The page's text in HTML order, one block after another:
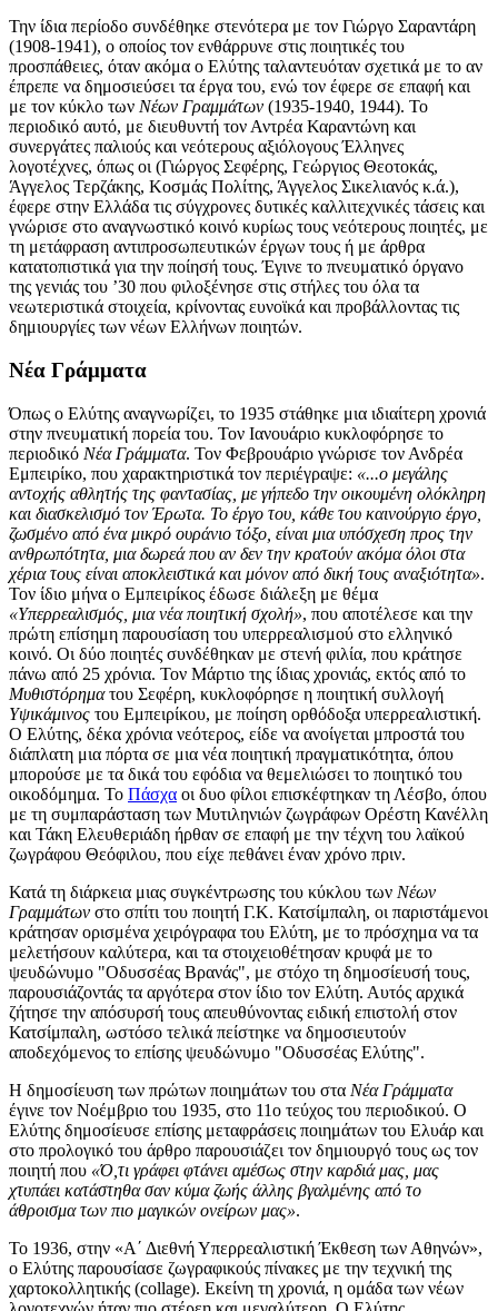
Την ίδια περίοδο συνδέθηκε στενότερα με τον Γιώργο Σαραντάρη
(1908-1941), ο οποίος τον ενθάρρυνε στις ποιητικές του
προσπάθειες, όταν ακόμα ο Ελύτης ταλαντευόταν σχετικά με το αν
έπρεπε να δημοσιεύσει τα έργα του, ενώ τον έφερε σε επαφή και
με τον κύκλο των Νέων Γραμμάτων (1935-1940, 1944). Το
περιοδικό αυτό, με διευθυντή τονΑντρέα Καραντώνη και
συνεργάτες παλιούς και νεότερους αξιόλογους Έλληνες
λογοτέχνες, όπως οι (Γιώργος Σεφέρης, Γεώργιος Θεοτοκάς,
Άγγελος Τερζάκης, Κοσμάς Πολίτης, Άγγελος Σικελιανός κ.ά.),
έφερε στην Ελλάδα τις σύγχρονες δυτικές καλλιτεχνικές τάσεις και
γνώρισε στο αναγνωστικό κοινό κυρίως τους νεότερους ποιητές, με
τη μετάφραση αντιπροσωπευτικών έργων τους ή με άρθρα
κατατοπιστικά για την ποίησή τους. Έγινε το πνευματικό όργανο
της γενιάς του ’30 που φιλοξένησε στις στήλες του όλα τα
νεωτεριστικά στοιχεία, κρίνοντας ευνοϊκά και προβάλλοντας τις
δημιουργίες των νέων Ελλήνων ποιητών.
Νέα Γράμματα
Όπως ο Ελύτης αναγνωρίζει, το 1935 στάθηκε μια ιδιαίτερη χρονιά
στην πνευματική πορεία του. Τον Ιανουάριο κυκλοφόρησε το
περιοδικό Νέα Γράμματα. Τον Φεβρουάριο γνώρισε τον Ανδρέα
Εμπειρίκο, που χαρακτηριστικά τον περιέγραψε: «...ο μεγάλης
αντοχής αθλητής της φαντασίας, με γήπεδο την οικουμένη ολόκληρη
και διασκελισμό τον Έρωτα. Το έργο του, κάθε του καινούργιο έργο,
ζωσμένο από ένα μικρό ουράνιο τόξο, είναι μια υπόσχεση προς την
ανθρωπότητα, μια δωρεά που αν δεν την κρατούν ακόμα όλοι στα
χέρια τους είναι αποκλειστικά και μόνον από δική τους αναξιότητα».
Τον ίδιο μήνα ο Εμπειρίκος έδωσε διάλεξη με θέμα
«Υπερρεαλισμός, μια νέα ποιητική σχολή», που αποτέλεσε και την
πρώτη επίσημη παρουσίαση του υπερρεαλισμού στο ελληνικό
κοινό. Οι δύο ποιητές συνδέθηκαν με στενή φιλία, που κράτησε
πάνω από 25 χρόνια. Τον Μάρτιο της ίδιας χρονιάς, εκτός από το
Μυθιστόρηματου Σεφέρη, κυκλοφόρησε η ποιητική συλλογή
Υψικάμινος του Εμπειρίκου, με ποίηση ορθόδοξα υπερρεαλιστική.
Ο Ελύτης, δέκα χρόνια νεότερος, είδε να ανοίγεται μπροστά του
διάπλατη μια πόρτα σε μια νέα ποιητική πραγματικότητα, όπου
μπορούσε με τα δικά του εφόδια να θεμελιώσει το ποιητικό του
οικοδόμημα. Το Πάσχα οι δυο φίλοι επισκέφτηκαν τη Λέσβο, όπου
με τη συμπαράσταση των Μυτιληνιών ζωγράφων Ορέστη Κανέλλη
και Τάκη Ελευθεριάδη ήρθαν σε επαφή με την τέχνη του λαϊκού
ζωγράφου Θεόφιλου, που είχε πεθάνει έναν χρόνο πριν.
Κατά τη διάρκεια μιας συγκέντρωσης του κύκλου των Νέων
Γραμμάτων στο σπίτι του ποιητή Γ.Κ. Κατσίμπαλη, οι παριστάμενοι
κράτησαν ορισμένα χειρόγραφα του Ελύτη, με το πρόσχημα να τα
μελετήσουν καλύτερα, και τα στοιχειοθέτησαν κρυφά με το
ψευδώνυμο "Οδυσσέας Βρανάς", με στόχο τη δημοσίευσή τους,
παρουσιάζοντάς τα αργότερα στον ίδιο τον Ελύτη. Αυτός αρχικά
ζήτησε την απόσυρσή τους απευθύνοντας ειδική επιστολή στον
Κατσίμπαλη, ωστόσο τελικά πείστηκε να δημοσιευτούν
αποδεχόμενος το επίσης ψευδώνυμο "Οδυσσέας Ελύτης".
Η δημοσίευση των πρώτων ποιημάτων του στα Νέα Γράμματα
έγινε τον Νοέμβριο του 1935, στο 11ο τεύχος του περιοδικού. Ο
Ελύτης δημοσίευσε επίσης μεταφράσεις ποιημάτων του Ελυάρ και
στο προλογικό του άρθρο παρουσιάζει τον δημιουργό τους ως τον
ποιητή που «Ό,τι γράφει φτάνει αμέσως στην καρδιά μας, μας
χτυπάει κατάστηθα σαν κύμα ζωής άλλης βγαλμένης από το
άθροισμα των πιο μαγικών ονείρων μας».
Το 1936, στην «Α΄ Διεθνή Υπερρεαλιστική Έκθεση των Αθηνών»,
ο Ελύτης παρουσίασε ζωγραφικούς πίνακες με την τεχνική της
χαρτοκολλητικής (collage). Εκείνη τη χρονιά, η ομάδα των νέων